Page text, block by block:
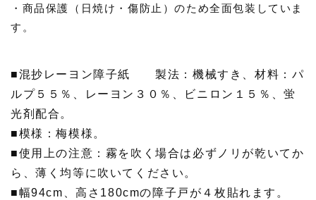
・商品保護（日焼け・傷防止）のため全面包装していま
す。
■混抄レーヨン障子紙 製法：機械すき、材料：パ
ルプ５５％、レーヨン３０％、ビニロン１５％、蛍
光剤配合。
■模様：梅模様。
■使用上の注意：霧を吹く場合は必ずノリが乾いてか
ら、薄く均等に吹いてください。
■幅94cm、高さ180cmの障子戸が４枚貼れます。